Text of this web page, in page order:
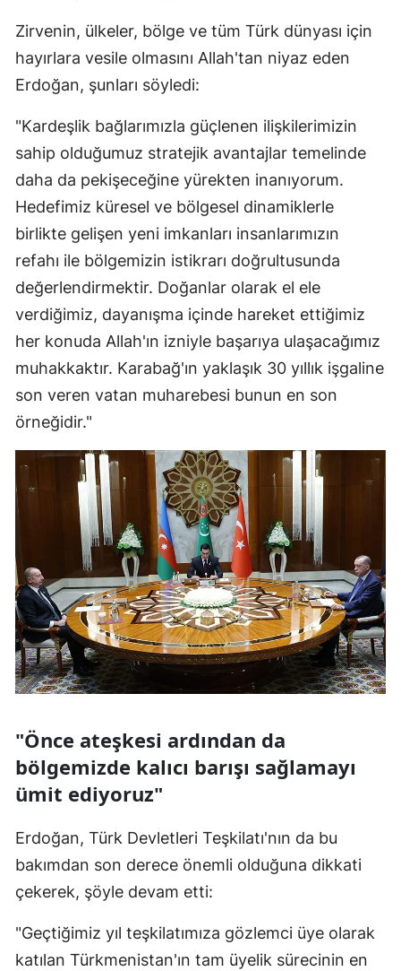
Kırşehir
Konya
Kütahya
Malatya
Manisa
Kahramanmaraş
Mardin
Muğla
Muş
Niğde
Ordu
Rize
Sakarya
Samsun
Siirt
Sinop
Tekirdağ
Tokat
Tunceli
Uşak
Van
Zirvenin, ülkeler, bölge ve tüm Türk dünyası için
hayırlara vesile olmasını Allah'tan niyaz eden
Erdoğan, şunları söyledi:
"Kardeşlik bağlarımızla güçlenen ilişkilerimizin
sahip olduğumuz stratejik avantajlar temelinde
daha da pekişeceğine yürekten inanıyorum.
Hedefimiz küresel ve bölgesel dinamiklerle
birlikte gelişen yeni imkanları insanlarımızın
refahı ile bölgemizin istikrarı doğrultusunda
değerlendirmektir. Doğanlar olarak el ele
verdiğimiz, dayanışma içinde hareket ettiğimiz
her konuda Allah'ın izniyle başarıya ulaşacağımız
muhakkaktır. Karabağ'ın yaklaşık 30 yıllık işgaline
son veren vatan muharebesi bunun en son
örneğidir."
"Önce ateşkesi ardından da
bölgemizde kalıcı barışı sağlamayı
ümit ediyoruz"
Erdoğan, Türk Devletleri Teşkilatı'nın da bu
bakımdan son derece önemli olduğuna dikkati
çekerek, şöyle devam etti:
"Geçtiğimiz yıl teşkilatımıza gözlemci üye olarak
katılan Türkmenistan'ın tam üyelik sürecinin en